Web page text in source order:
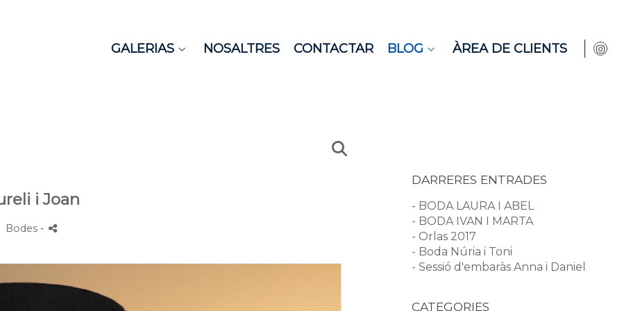
GALERIAS NOSALTRES CONTACTAR BLOG ÀREA DE CLIENTS
i Joan
Bodes -
DARRERES ENTRADES
- BODA LAURA I ABEL
- BODA IVAN I MARTA
- Orlas 2017
- Boda Núria i Toni
- Sessió d'embaràs Anna i Daniel
CATEGORIES